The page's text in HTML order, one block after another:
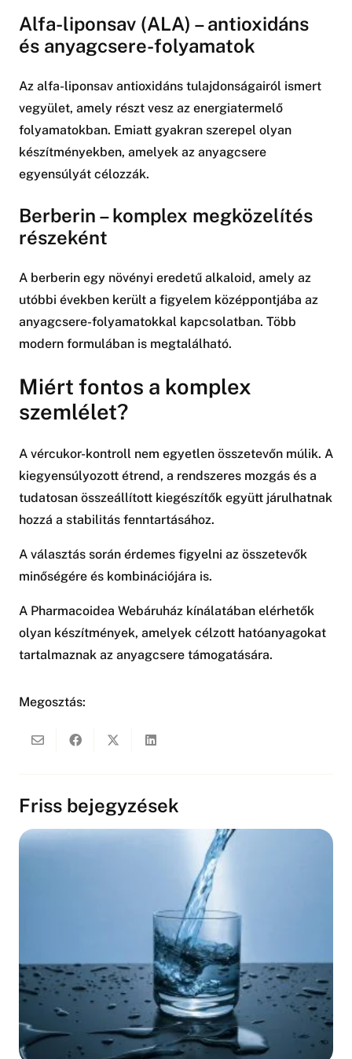
Alfa-liponsav (ALA) – antioxidáns
és anyagcsere-folyamatok
Az alfa-liponsav antioxidáns tulajdonságairól ismert
vegyület, amely részt vesz az energiatermelő
folyamatokban. Emiatt gyakran szerepel olyan
készítményekben, amelyek az anyagcsere
egyensúlyát célozzák.
Berberin – komplex megközelítés
részeként
A berberin egy növényi eredetű alkaloid, amely az
utóbbi években került a figyelem középpontjába az
anyagcsere-folyamatokkal kapcsolatban. Több
modern formulában is megtalálható.
Miért fontos a komplex
szemlélet?
A vércukor-kontroll nem egyetlen összetevőn múlik. A
kiegyensúlyozott étrend, a rendszeres mozgás és a
tudatosan összeállított kiegészítők együtt járulhatnak
hozzá a stabilitás fenntartásához.
A választás során érdemes figyelni az összetevők
minőségére és kombinációjára is.
A Pharmacoidea Webáruház kínálatában elérhetők
olyan készítmények, amelyek célzott hatóanyagokat
tartalmaznak az anyagcsere támogatására.
Megosztás:
Friss bejegyzések